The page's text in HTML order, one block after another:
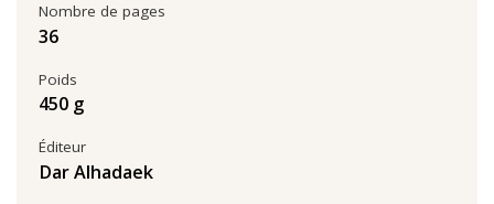
Poids
450 g
Éditeur
Dar Alhadaek
Nombre de pages
36